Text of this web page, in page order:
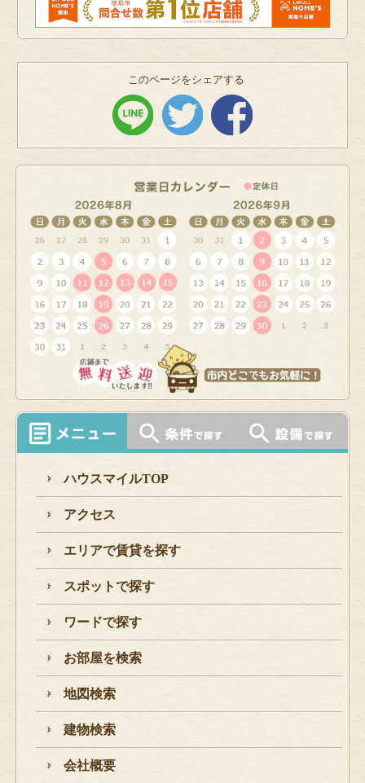
このページをシェアする
ハウスマイルTOP
アクセス
エリアで賃貸を探す
スポットで探す
ワードで探す
お部屋を検索
地図検索
建物検索
会社概要